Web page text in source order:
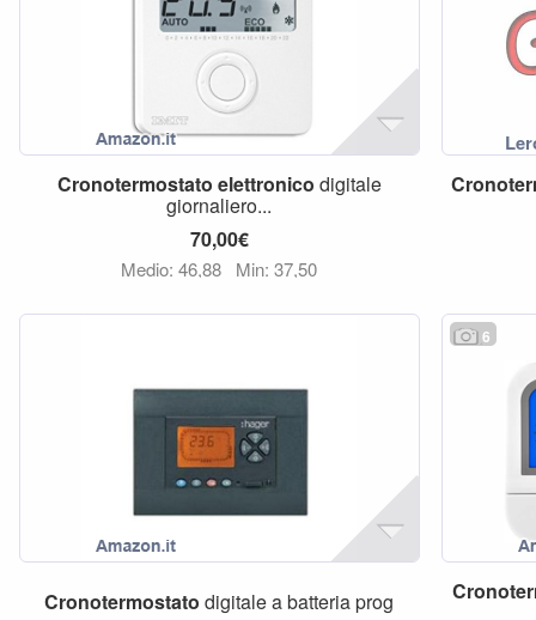
Cronotermostato elettronico digitale
giornaliero...
70,00€
Medio: 46,88 Min: 37,50
Cronotermostato digitale a batteria prog
6